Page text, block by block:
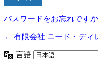
パスワードをお忘れです
← 有限会社 ニード・ディ
言語